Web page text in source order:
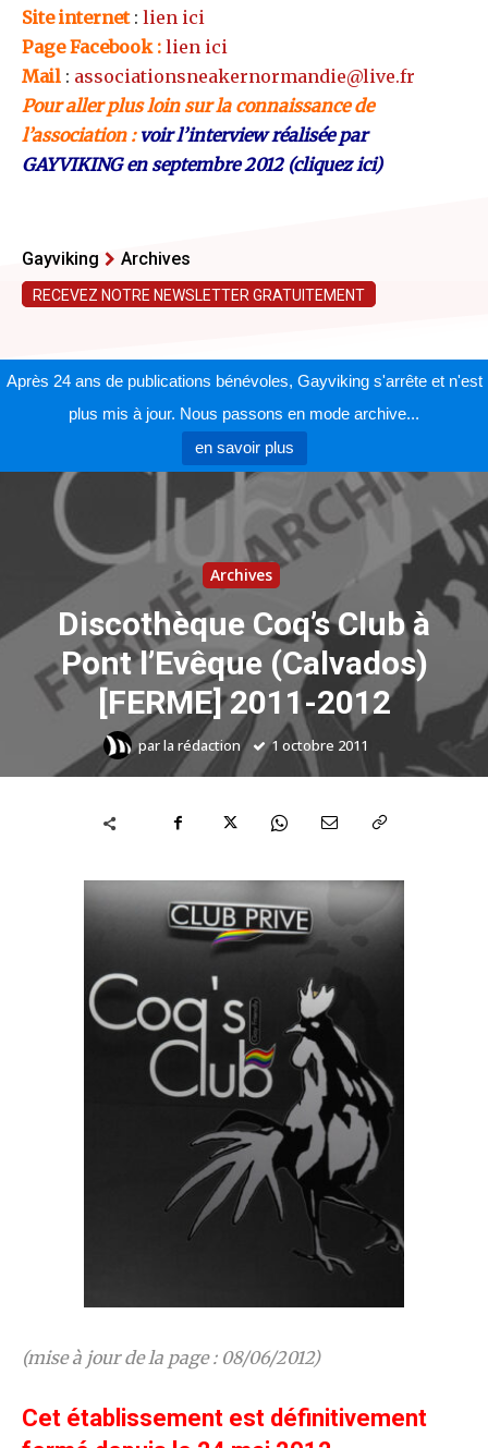
Site internet: lien ici
Page Facebook : lien ici
Mail : associationsneakernormandie@live.fr
Pour aller plus loin sur la connaissance de
l’association : voir l’interview réalisée par
GAYVIKING en septembre 2012 (cliquez ici)
Gayviking Archives
RECEVEZ NOTRE NEWSLETTER GRATUITEMENT